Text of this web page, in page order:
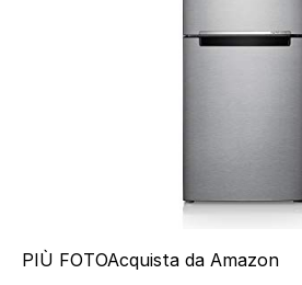
PIÙ FOTOAcquista da Amazon